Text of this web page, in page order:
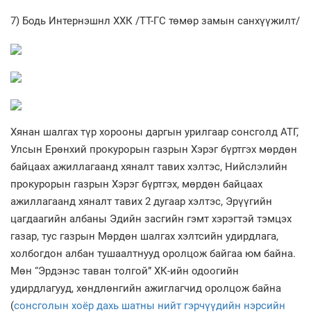
7) Бодь Интернэшнл ХХК /ТТ-ГС төмөр замын санхүүжилт/
Хянан шалгах түр хорооны даргын урилгаар сонсголд АТГ,
Улсын Ерөнхий прокурорын газрын Хэрэг бүртгэх мөрдөн
байцаах ажиллагаанд хяналт тавих хэлтэс, Нийслэлийн
прокурорын газрын Хэрэг бүртгэх, мөрдөн байцаах
ажиллагаанд хяналт тавих 2 дугаар хэлтэс, Эрүүгийн
цагдаагийн албаны Эдийн засгийн гэмт хэрэгтэй тэмцэх
газар, тус газрын Мөрдөн шалгах хэлтсийн удирдлага,
холбогдон албан тушаалтнууд оролцож байгаа юм байна.
Мөн “Эрдэнэс таван толгой” ХК-ийн одоогийн
удирдлагууд, хөндлөнгийн ажиглагчид оролцож байна
(сонсголын хоёр дахь шатны нийт гэрчүүдийн нэрсийн